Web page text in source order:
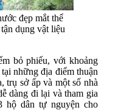
đẹp mắt thể
dụng vật liệu
bỏ phiếu, với khoảng
những địa điểm thuận
trụ sở ấp và một số nhà
dàng đi lại và tham gia
hộ dân tự nguyện cho